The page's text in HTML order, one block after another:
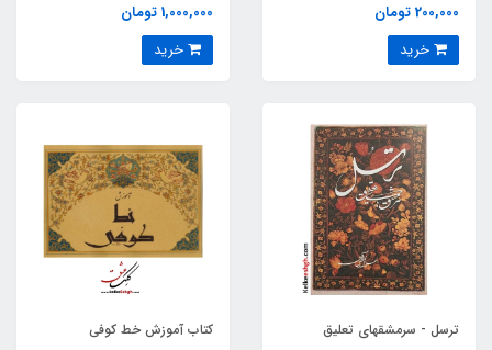
200,000 تومان
1,000,000 تومان
ترسل - سرمشقهای تعلیق کتاب آموزش خط کوفی